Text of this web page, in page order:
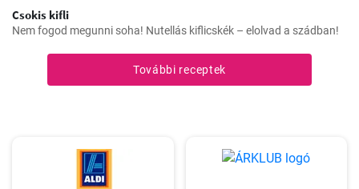
Csokis kifli
Nem fogod megunni soha! Nutellás kiflicskék – elolvad a szádban!
További receptek